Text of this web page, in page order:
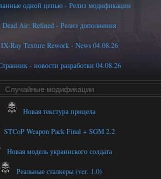
одной цепью - Релиз модификации
Dead Air: Refined - Релиз дополнения
IX-Ray Texture Rework - News 04.08.26
- новости разработки 04.08.26
Случайные модификации
Новая текстура прицела
STCoP Weapon Pack Final + SGM 2.2
Новая модель украинского солдата
Реальные сталкеры (ver. 1.0)